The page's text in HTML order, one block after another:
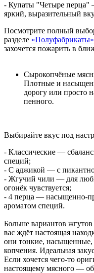
- Купаты "Четыре перца"
яркий, выразительный
Посмотрите полный
разделе «Полуфабрикаты»
захочется пожарить в
Сырокопчёные
Плотные и
дорогу или просто
пенного.
Выбирайте вкус под
- Классические —
специй;
- С аджикой — с
- Жгучий чили — для
огонёк чувствуется;
- 4 перца — насыщенно-
ароматом специй.
Больше вариантов
вас ждёт настоящая
они тонкие,
копчения. Идеальная
Если хочется чего-то
настоящему мясного —